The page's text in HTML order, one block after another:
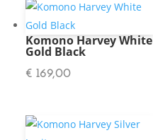
Komono Harvey White
Gold Black
€ 169,00